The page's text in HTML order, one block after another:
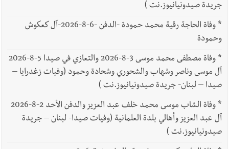
جريدة صيدونيانيوز.نت )
*
وفاة الحاجة رقية محمد حمودة -الدفن -6-8-2026-آل كعكوش
وحمودة
*
وفاة مصطفى محمد موسى 3-8-2026 والتعازي في صيدا 5-8-2026
آل موسى وناصر وشهاب والشحوري وشحادة وحمود (وفيات زغدرايا –
صيدا – لبنان- جريدة صيدونيانيوز.نت )
*
وفاة الشاب موسى محمد خلف عبد العزيز والدفن الأحد 2-8-2026
آل عبد العزيز وأهالي بلدة العلمانية (وفيات صيدا- لبنان – جريدة
صيدونيانيوز.نت )